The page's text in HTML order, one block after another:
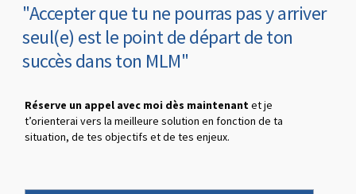
"Accepter que tu ne pourras pas y arriver
seul(e) est le point de départ de ton
succès dans ton MLM"
Réserve un appel avec moi dès maintenantet je
t’orienterai vers la meilleure solution en fonction de ta
situation, de tes objectifs et de tes enjeux.